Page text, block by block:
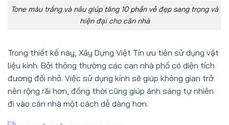
Tone màu trắng và nâu giúp tăng 10 phần vẻ đẹp sang trọng và
hiện đại cho căn nhà
Trong thiết kế này, Xây Dựng Việt Tín ưu tiên sử dụng vật
liệu kính. Bởi thông thường các can nhà phố có diện tích
đương đối nhỏ. Việc sử dụng kính sẽ giúp không gian trở
nên rộng rãi hơn, đồng thời cũng giúp ánh sáng tự nhiên
đi vào căn nhà một cách dễ dàng hơn.